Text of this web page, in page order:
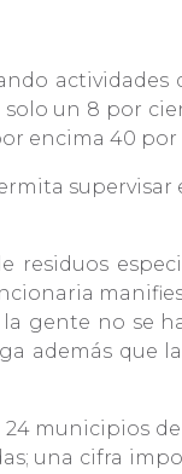
actividades
un 8 por
encima 40 por
gente no se
además que
municipios
una cifra